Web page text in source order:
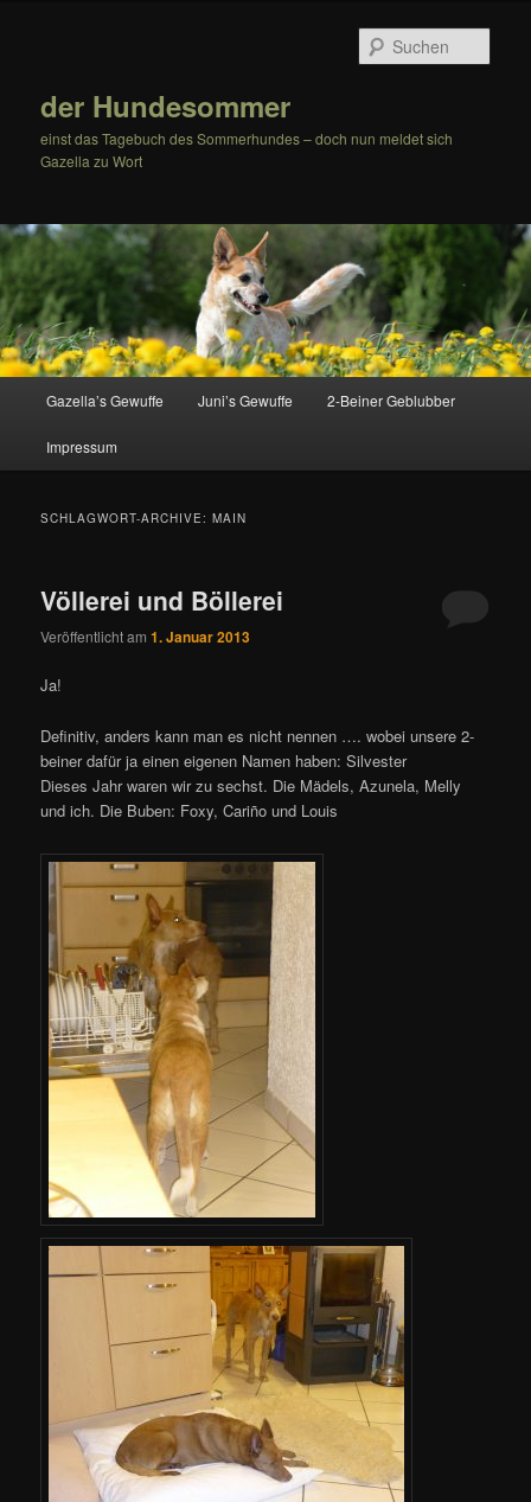
der Hundesommer
einst das Tagebuch des Sommerhundes – doch nun meldet sich
Gazella zu Wort
Gazella’s Gewuffe Juni’s Gewuffe 2-Beiner Geblubber
Impressum
SCHLAGWORT-ARCHIVE:MAIN
Völlerei und Böllerei
Veröffentlicht am1. Januar 2013
Ja!
Definitiv, anders kann man es nicht nennen …. wobei unsere 2-
beiner dafür ja einen eigenen Namen haben: Silvester
Dieses Jahr waren wir zu sechst. Die Mädels, Azunela, Melly
und ich. Die Buben: Foxy, Cariño und Louis